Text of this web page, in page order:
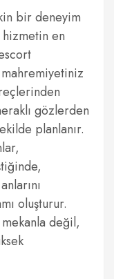
bir deneyim
en
gözlerden
planlanır.
oluşturur.
değil,